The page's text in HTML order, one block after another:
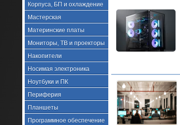
Корпуса, БП и охлаждение
Мастерская
Материнские платы
Мониторы, ТВ и проекторы
Накопители
Носимая электроника
Ноутбуки и ПК
Периферия
Планшеты
Программное обеспечение